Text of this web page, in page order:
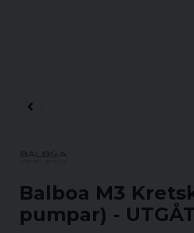
Balboa M3
pumpar) -